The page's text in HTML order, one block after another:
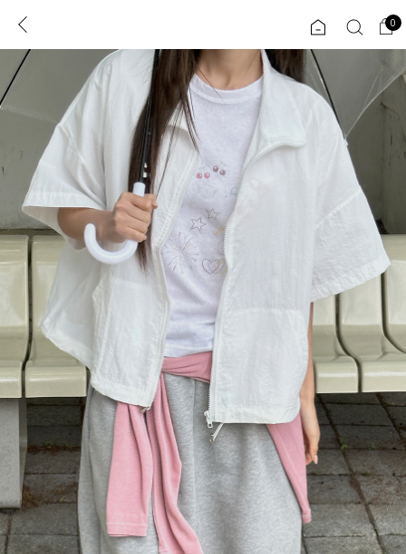
로그인 0
ENG
콘텐츠 리뷰 & 혜택 플러스핏
CATEGORY
도착보장⚡
인플루언서 pick!
신상 5%
베스트
MADE
세트할인 ~30%
하객룩
살안타템
ALL
익스클루시브
니트
블라우스
원피스
팬츠
0